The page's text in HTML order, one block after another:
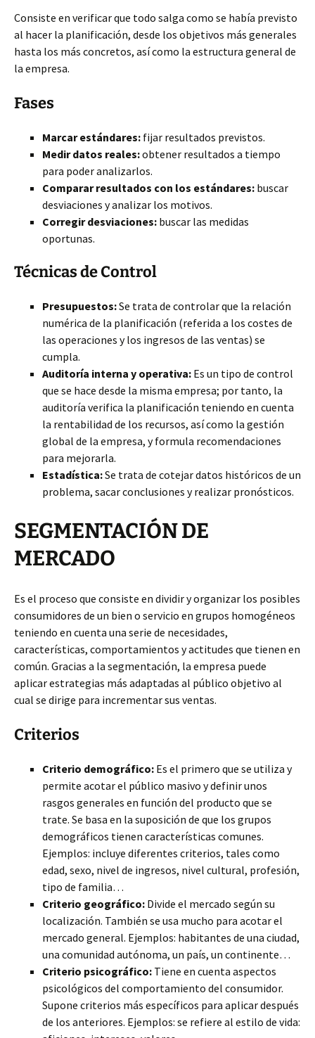
Consiste en verificar que todo salga como se había previsto
al hacer la planificación, desde los objetivos más generales
hasta los más concretos, así como la estructura general de
la empresa.
Fases
Marcar estándares: fijar resultados previstos.
Medir datos reales:obtener resultados a tiempo
para poder analizarlos.
Comparar resultados con los estándares: buscar
desviaciones y analizar los motivos.
Corregir desviaciones: buscar las medidas
oportunas.
Técnicas de Control
Presupuestos:Se trata de controlar que la relación
numérica de la planificación (referida a los costes de
las operaciones y los ingresos de las ventas) se
cumpla.
Auditoría interna y operativa: Es un tipo de control
que se hace desde la misma empresa; por tanto, la
auditoría verifica la planificación teniendo en cuenta
la rentabilidad de los recursos, así como la gestión
global de la empresa, y formula recomendaciones
para mejorarla.
Estadística:Se trata de cotejar datos históricos de un
problema, sacar conclusiones y realizar pronósticos.
SEGMENTACIÓN DE
MERCADO
Es el proceso que consiste en dividir y organizar los posibles
consumidores de un bien o servicio en grupos homogéneos
teniendo en cuenta una serie de necesidades,
características, comportamientos y actitudes que tienen en
común. Gracias a la segmentación, la empresa puede
aplicar estrategias más adaptadas al público objetivo al
cual se dirige para incrementar sus ventas.
Criterios
Criterio demográfico: Es el primero que se utiliza y
permite acotar el público masivo y definir unos
rasgos generales en función del producto que se
trate. Se basa en la suposición de que los grupos
demográficos tienen características comunes.
Ejemplos: incluye diferentes criterios, tales como
edad, sexo, nivel de ingresos, nivel cultural, profesión,
tipo de familia…
Criterio geográfico: Divide el mercado según su
localización. También se usa mucho para acotar el
mercado general. Ejemplos: habitantes de una ciudad,
una comunidad autónoma, un país, un continente…
Criterio psicográfico: Tiene en cuenta aspectos
psicológicos del comportamiento del consumidor.
Supone criterios más específicos para aplicar después
de los anteriores. Ejemplos: se refiere al estilo de vida: